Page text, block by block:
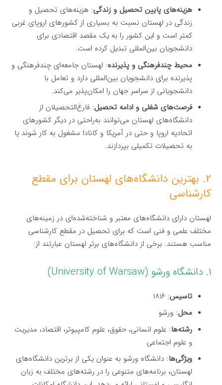
هزینه‌های پایین تحصیل و زندگی: هزینه‌های تحصیل و
زندگی در لهستان نسبت به بسیاری از کشورهای اروپای غربی
کمتر است و این کشور را به یک مقصد اقتصادی برای
دانشجویان بین‌المللی تبدیل کرده است.
محیط چندفرهنگی و پذیرنده: لهستان جامعه‌ای چندفرهنگی و
پذیرنده برای دانشجویان بین‌المللی دارد و تعامل با
دانشجویانی از سراسر جهان را امکان‌پذیر می‌کند.
فرصت‌های شغلی و ادامه تحصیل: فارغ‌التحصیلان از
دانشگاه‌های لهستان می‌توانند به‌راحتی در دیگر کشورهای
اتحادیه اروپا و حتی در آمریکا و کانادا مشغول به کار شوند یا
به تحصیلات تکمیلی بپردازند.
۲. بهترین دانشگاه‌های لهستان برای مقطع
کارشناسی
لهستان دارای دانشگاه‌های معتبر و شناخته‌شده‌ای در زمینه‌های
مختلف علمی و فنی است که برای تحصیل در مقطع کارشناسی
مناسب هستند. برخی از دانشگاه‌های برتر لهستان عبارتند از:
۱. دانشگاه ورشو (University of Warsaw)
تاسیس: ۱۸۱۶
محل: ورشو
رشته‌ها: علوم انسانی، حقوق، علوم کامپیوتر، اقتصاد، مدیریت
و علوم اجتماعی
ویژگی‌ها: دانشگاه ورشو به عنوان یکی از برترین دانشگاه‌های
لهستان، برنامه‌های متنوعی را در رشته‌های مختلف به زبان